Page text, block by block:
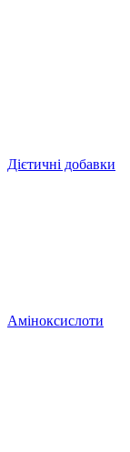
Дієтичні добавки
Аміноксислоти